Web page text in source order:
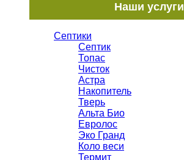
Наши услуги
Септики
Септик
Топас
Чисток
Астра
Накопитель
Тверь
Альта Био
Евролос
Эко Гранд
Коло веси
Термит